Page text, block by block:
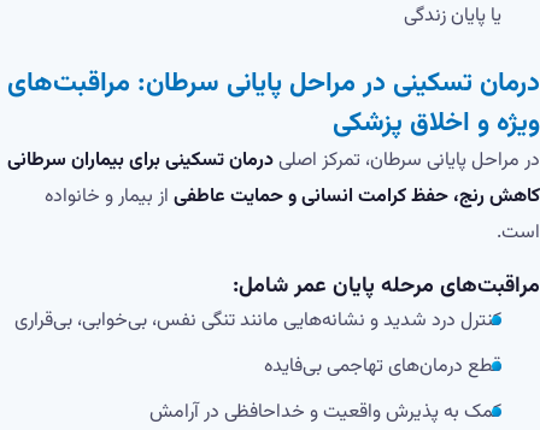
یا پایان زندگی
درمان تسکینی در مراحل پایانی سرطان: مراقبت‌های
ویژه و اخلاق پزشکی
در مراحل پایانی سرطان، تمرکز اصلیدرمان تسکینی برای بیماران سرطانی
کاهش رنج، حفظ کرامت انسانی و حمایت عاطفی از بیمار و خانواده
است.
مراقبت‌های مرحله پایان عمر شامل:
کنترل درد شدید و نشانه‌هایی مانند تنگی نفس، بی‌خوابی، بی‌قراری
قطع درمان‌های تهاجمی بی‌فایده
کمک به پذیرش واقعیت و خداحافظی در آرامش